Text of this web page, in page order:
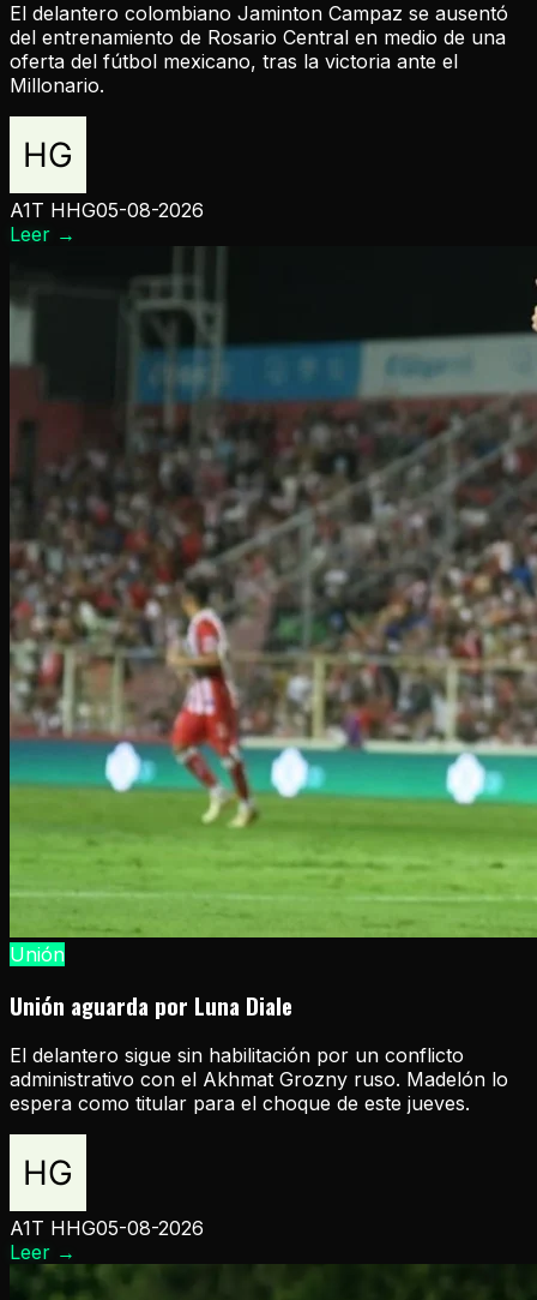
El delantero colombiano Jaminton Campaz se ausentó
del entrenamiento de Rosario Central en medio de una
oferta del fútbol mexicano, tras la victoria ante el
Millonario.
A1T HHG05-08-2026
Leer →
Unión
Unión aguarda por Luna Diale
El delantero sigue sin habilitación por un conflicto
administrativo con el Akhmat Grozny ruso. Madelón lo
espera como titular para el choque de este jueves.
A1T HHG05-08-2026
Leer →